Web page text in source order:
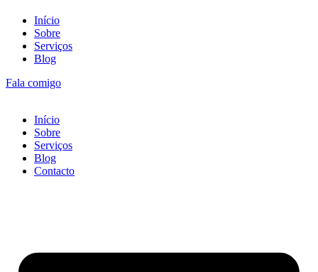
Início
Sobre
Serviços
Blog
Fala comigo
Início
Sobre
Serviços
Blog
Contacto